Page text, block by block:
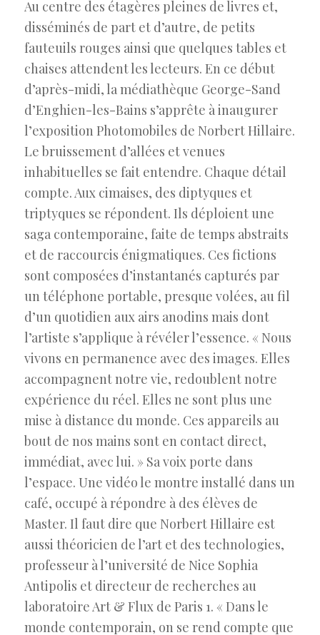
Au centre des étagères pleines de livres et,
disséminés de part et d’autre, de petits
fauteuils rouges ainsi que quelques tables et
chaises attendent les lecteurs. En ce début
d’après-midi, la médiathèque George-Sand
d’Enghien-les-Bains s’apprête à inaugurer
l’exposition Photomobiles de Norbert Hillaire.
Le bruissement d’allées et venues
inhabituelles se fait entendre. Chaque détail
compte. Aux cimaises, des diptyques et
triptyques se répondent. Ils déploient une
saga contemporaine, faite de temps abstraits
et de raccourcis énigmatiques. Ces fictions
sont composées d’instantanés capturés par
un téléphone portable, presque volées, au fil
d’un quotidien aux airs anodins mais dont
l’artiste s’applique à révéler l’essence. « Nous
vivons en permanence avec des images. Elles
accompagnent notre vie, redoublent notre
expérience du réel. Elles ne sont plus une
mise à distance du monde. Ces appareils au
bout de nos mains sont en contact direct,
immédiat, avec lui. » Sa voix porte dans
l’espace. Une vidéo le montre installé dans un
café, occupé à répondre à des élèves de
Master. Il faut dire que Norbert Hillaire est
aussi théoricien de l’art et des technologies,
professeur à l’université de Nice Sophia
Antipolis et directeur de recherches au
laboratoire Art & Flux de Paris 1. « Dans le
monde contemporain, on se rend compte que